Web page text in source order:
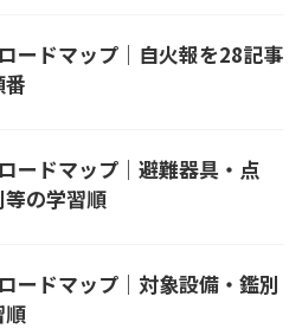
ードマップ｜自火報を28記事
ードマップ｜避難器具・点
の学習順
ードマップ｜対象設備・鑑別
順